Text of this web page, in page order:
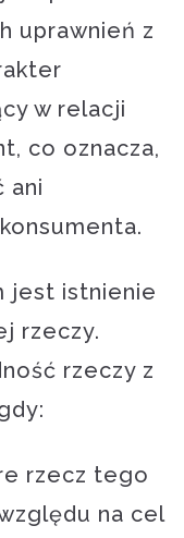
uprawnień z
w relacji
co oznacza,
ani
jest istnienie
rzeczy.
rzeczy z
rzecz tego
na cel